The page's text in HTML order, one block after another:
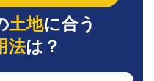
土地に合う
法は？